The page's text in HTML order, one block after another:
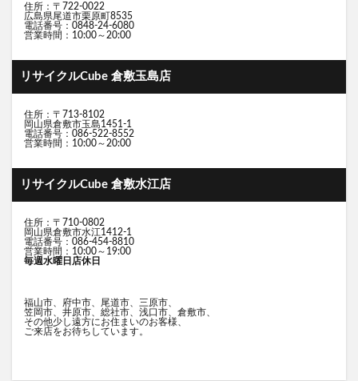
住所：〒722-0022
広島県尾道市栗原町8535
電話番号：0848-24-6080
営業時間：10:00～20:00
リサイクルCube 倉敷玉島店
住所：〒713-8102
岡山県倉敷市玉島1451-1
電話番号：086-522-8552
営業時間：10:00～20:00
リサイクルCube 倉敷水江店
住所：〒710-0802
岡山県倉敷市水江1412-1
電話番号：086-454-8810
営業時間：10:00～19:00
毎週水曜日店休日
福山市、府中市、尾道市、三原市、
笠岡市、井原市、総社市、浅口市、倉敷市、
その他少し遠方にお住まいのお客様、
ご来店をお待ちしています。